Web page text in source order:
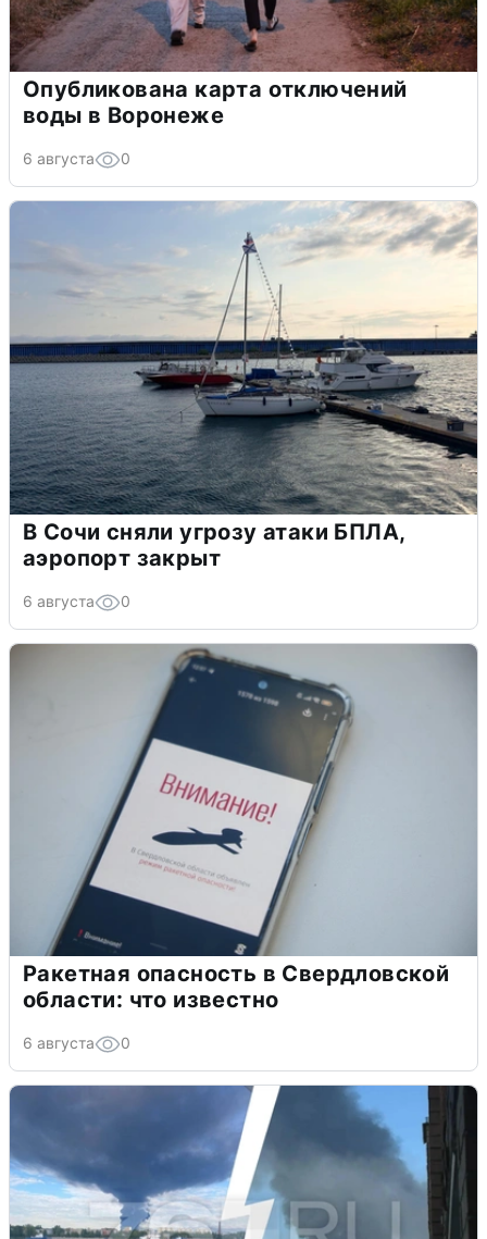
Опубликована карта отключений
воды в Воронеже
6 августа 0
В Сочи сняли угрозу атаки БПЛА,
аэропорт закрыт
6 августа 0
Ракетная опасность в Свердловской
области: что известно
6 августа 0